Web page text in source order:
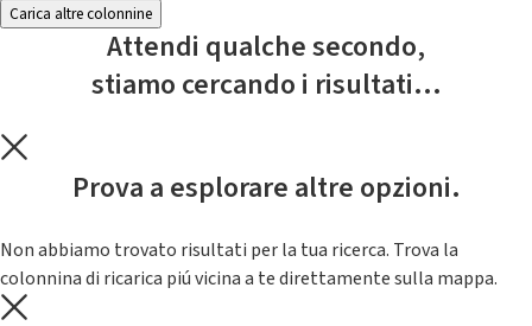
Carica altre colonnine
Attendi qualche secondo,
stiamo cercando i risultati...
Prova a esplorare altre opzioni.
Non abbiamo trovato risultati per la tua ricerca. Trova la
colonnina di ricarica piú vicina a te direttamente sulla mappa.